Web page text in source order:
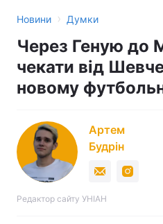
Новини › Думки
Через Геную до
чекати від
новому
Артем
Будрін
Редактор сайту УНІАН